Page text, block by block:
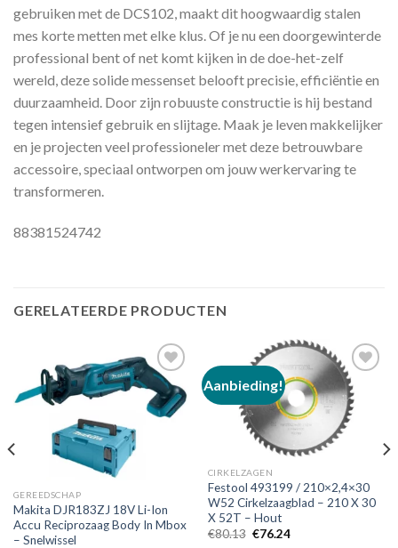
gebruiken met de DCS102, maakt dit hoogwaardig stalen
mes korte metten met elke klus. Of je nu een doorgewinterde
professional bent of net komt kijken in de doe-het-zelf
wereld, deze solide messenset belooft precisie, efficiëntie en
duurzaamheid. Door zijn robuuste constructie is hij bestand
tegen intensief gebruik en slijtage. Maak je leven makkelijker
en je projecten veel professioneler met deze betrouwbare
accessoire, speciaal ontworpen om jouw werkervaring te
transformeren.
88381524742
GERELATEERDE PRODUCTEN
Toevoegen
verlanglijst
GEREEDSCHAP
Makita DJR183ZJ 18V Li-Ion
Accu Reciprozaag Body In Mbox
– Snelwissel
Aanbieding!
Toevoegen
aan
verlanglijst
CIRKELZAGEN
Festool 493199 / 210×2,4×30
W52 Cirkelzaagblad – 210 X 30
X 52T – Hout
€80.13 Oorspronkelijke
€76.24Huidige